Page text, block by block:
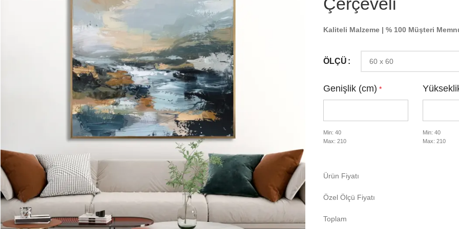
Kaliteli Malzeme | % 100 Müşteri
ÖLÇÜ
Genişlik (cm) *
Min: 40
Max: 210
Min: 40
Max: 210
Ürün Fiyatı
Özel Ölçü Fiyatı
Toplam